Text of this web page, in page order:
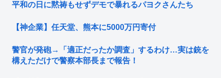
平和の日に黙祷もせずデモで暴れるパヨクさんたち
【神企業】任天堂、熊本に5000万円寄付
警官が発砲→「適正だったか調査」するわけ…実は銃を
構えただけで警察本部長まで報告！